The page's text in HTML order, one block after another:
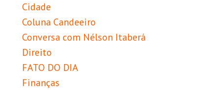
Cidade
Coluna Candeeiro
Conversa com Nélson Itaberá
Direito
FATO DO DIA
Finanças